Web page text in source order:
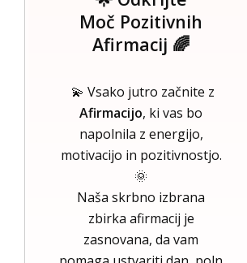
Moč Pozitivnih
Afirmacij 🌈
💫 Vsako jutro začnite z
Afirmacijo, ki vas bo
napolnila z energijo,
motivacijo in pozitivnostjo.
🌞
Naša skrbno izbrana
zbirka afirmacij je
zasnovana, da vam